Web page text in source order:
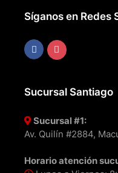
Síganos en Redes
Sucursal Santiago
Sucursal #1:
Av. Quilín #2884,
Horario atención